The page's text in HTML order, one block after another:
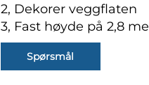
2, Dekorer veggflaten
3, Fast høyde på 2,8
Spørsmål